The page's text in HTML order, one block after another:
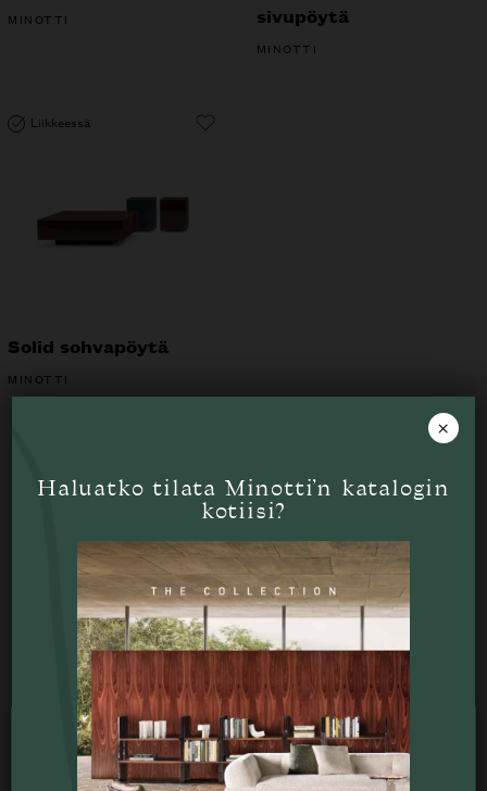
MINOTTI
sivupöytä
MINOTTI
Liikkeessä
Solid sohvapöytä
MINOTTI
Tutustu myös
Haluatko tilata Minotti’n katalogin
kotiisi?
×
Käytämme verkkosivustollamme evästeitä
käyttökokemuksesi optimoimiseksi.